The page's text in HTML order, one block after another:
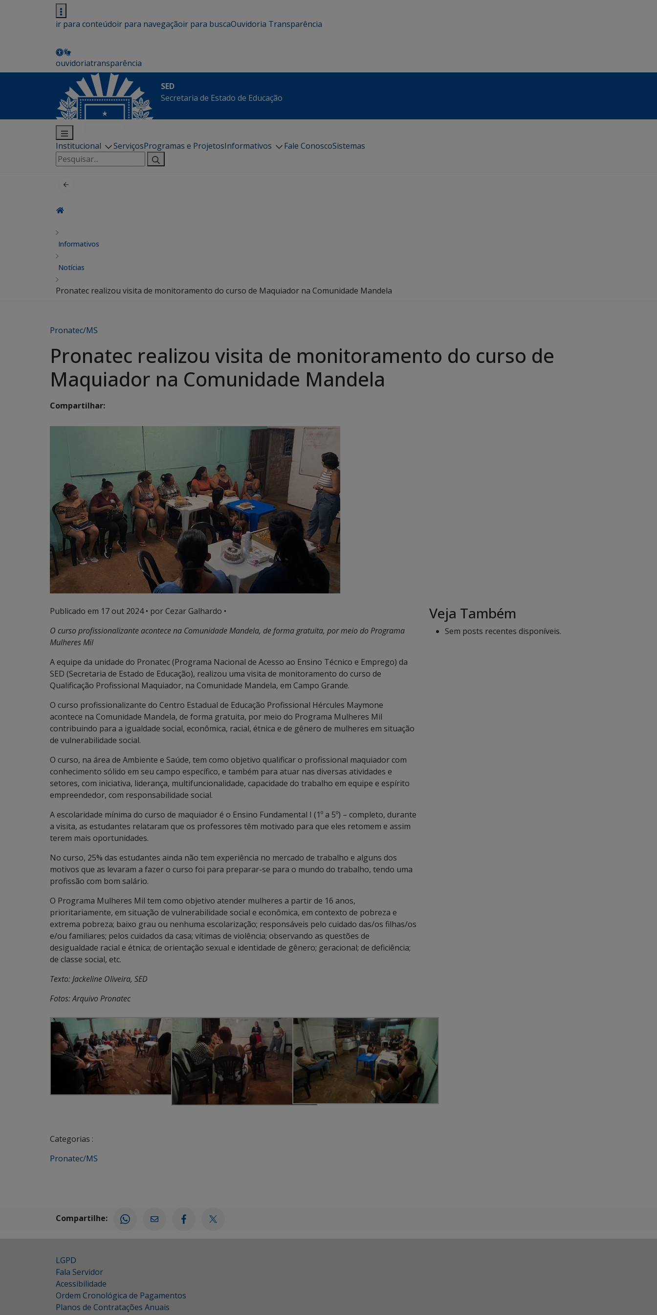
ir para conteúdoir para navegaçãoir para buscaOuvidoria Transparência
ouvidoriatransparência
SED
Secretaria de Estado de Educação
Institucional ServiçosProgramas e ProjetosInformativos Fale ConoscoSistemas
Pesquisar
por:
Informativos
Notícias
Pronatec realizou visita de monitoramento do curso de Maquiador na Comunidade Mandela
Pronatec/MS
Pronatec realizou visita de monitoramento do curso de
Maquiador na Comunidade Mandela
Compartilhar:
Publicado em 17 out 2024• por Cezar Galhardo •
O curso profissionalizante acontece na Comunidade Mandela, de forma gratuita, por meio do Programa
Mulheres Mil
A equipe da unidade do Pronatec (Programa Nacional de Acesso ao Ensino Técnico e Emprego) da
SED (Secretaria de Estado de Educação), realizou uma visita de monitoramento do curso de
Qualificação Profissional Maquiador, na Comunidade Mandela, em Campo Grande.
O curso profissionalizante do Centro Estadual de Educação Profissional Hércules Maymone
acontece na Comunidade Mandela, de forma gratuita, por meio do Programa Mulheres Mil
contribuindo para a igualdade social, econômica, racial, étnica e de gênero de mulheres em situação
de vulnerabilidade social.
O curso, na área de Ambiente e Saúde, tem como objetivo qualificar o profissional maquiador com
conhecimento sólido em seu campo específico, e também para atuar nas diversas atividades e
setores, com iniciativa, liderança, multifuncionalidade, capacidade do trabalho em equipe e espírito
empreendedor, com responsabilidade social.
A escolaridade mínima do curso de maquiador é o Ensino Fundamental I (1º a 5º) – completo, durante
a visita, as estudantes relataram que os professores têm motivado para que eles retomem e assim
terem mais oportunidades.
No curso, 25% das estudantes ainda não tem experiência no mercado de trabalho e alguns dos
motivos que as levaram a fazer o curso foi para preparar-se para o mundo do trabalho, tendo uma
profissão com bom salário.
O Programa Mulheres Mil tem como objetivo atender mulheres a partir de 16 anos,
prioritariamente, em situação de vulnerabilidade social e econômica, em contexto de pobreza e
extrema pobreza; baixo grau ou nenhuma escolarização; responsáveis pelo cuidado das/os filhas/os
e/ou familiares; pelos cuidados da casa; vítimas de violência; observando as questões de
desigualdade racial e étnica; de orientação sexual e identidade de gênero; geracional; de deficiência;
de classe social, etc.
Texto: Jackeline Oliveira, SED
Fotos: Arquivo Pronatec
Categorias :
Pronatec/MS
Veja Também
Sem posts recentes disponíveis.
Compartilhe:
LGPD
Fala Servidor
Acessibilidade
Ordem Cronológica de Pagamentos
Planos de Contratações Anuais